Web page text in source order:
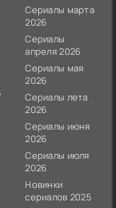
Сериалы марта
2026
Сериалы
апреля 2026
Сериалы мая
2026
Сериалы лета
2026
Сериалы июня
2026
Сериалы июля
2026
Новинки
сериалов 2025